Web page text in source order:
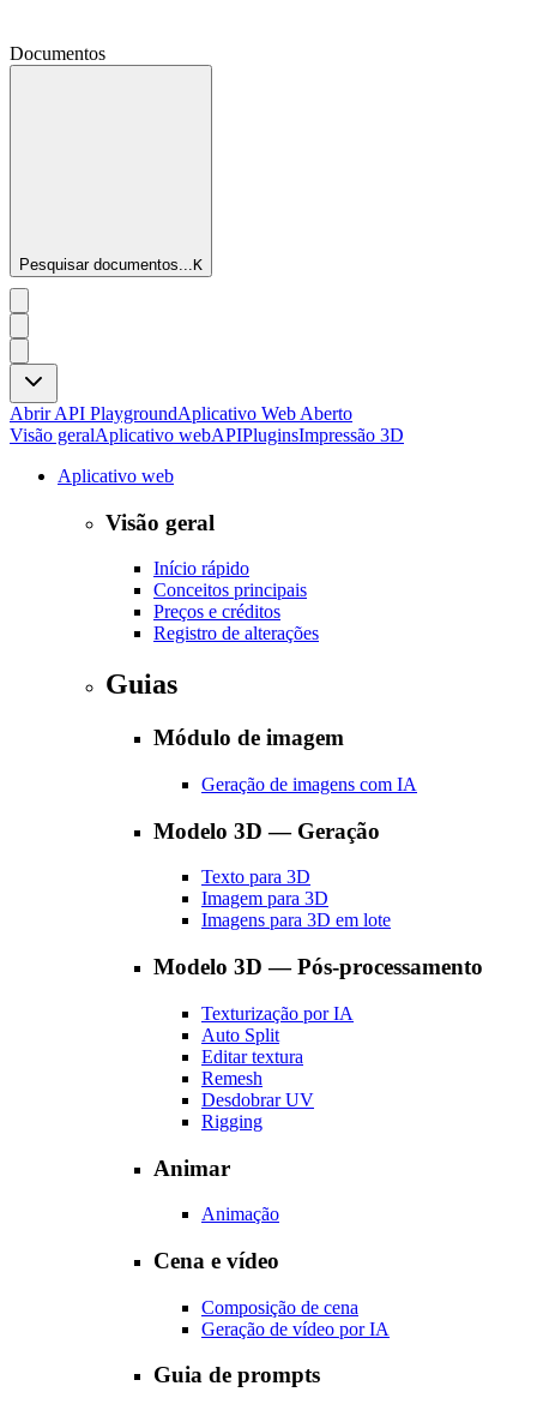
Documentos
Pesquisar documentos...K
Abrir API PlaygroundAplicativo Web Aberto
Visão geralAplicativo webAPIPluginsImpressão 3D
Aplicativo web
Visão geral
Início rápido
Conceitos principais
Preços e créditos
Registro de alterações
Guias
Módulo de imagem
Geração de imagens com IA
Modelo 3D — Geração
Texto para 3D
Imagem para 3D
Imagens para 3D em lote
Modelo 3D — Pós-processamento
Texturização por IA
Auto Split
Editar textura
Remesh
Desdobrar UV
Rigging
Animar
Animação
Cena e vídeo
Composição de cena
Geração de vídeo por IA
Guia de prompts